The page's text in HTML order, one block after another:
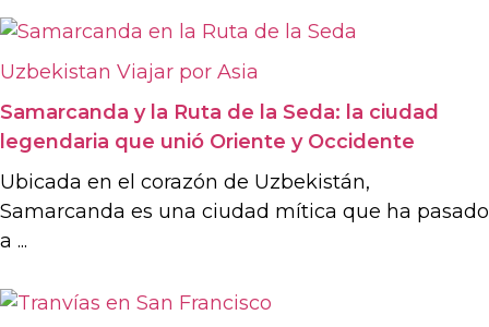
Uzbekistan Viajar por Asia
Samarcanda y la Ruta de la Seda: la ciudad
legendaria que unió Oriente y Occidente
Ubicada en el corazón de Uzbekistán,
Samarcanda es una ciudad mítica que ha pasado
a ...